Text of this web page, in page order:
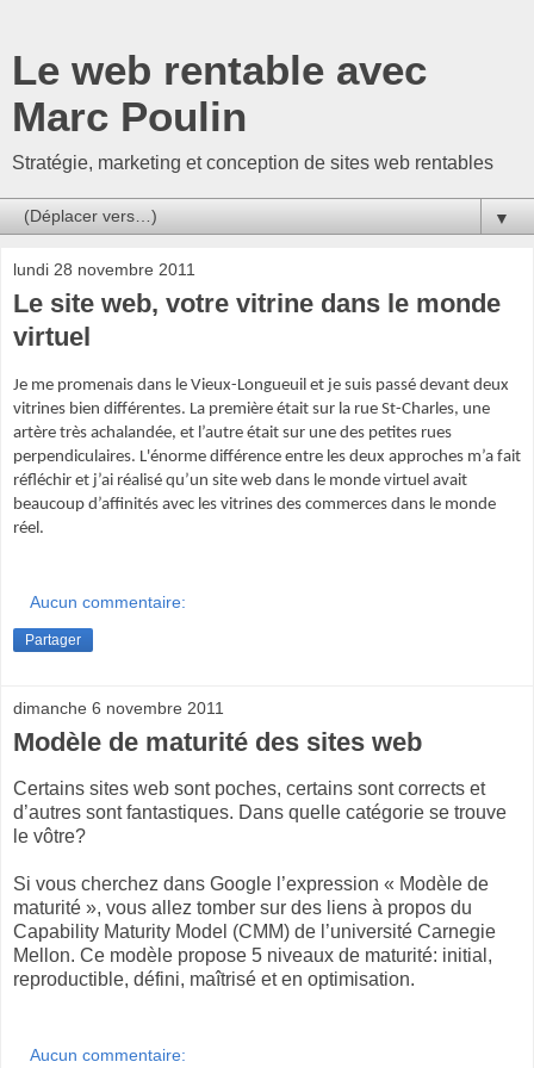
Le web rentable avec
Marc Poulin
Stratégie, marketing et conception de sites web rentables
▼
lundi 28 novembre 2011
Le site web, votre vitrine dans le monde
virtuel
Je me promenais dans le Vieux-Longueuil et je suis passé devant deux
vitrines bien différentes. La première était sur la rue St-Charles, une
artère très achalandée, et l’autre était sur une des petites rues
perpendiculaires. L'énorme différence entre les deux approches m’a fait
réfléchir et j’ai réalisé qu’un site web dans le monde virtuel avait
beaucoup d’affinités avec les vitrines des commerces dans le monde
réel.
Aucun commentaire:
Partager
dimanche 6 novembre 2011
Modèle de maturité des sites web
Certains sites web sont poches, certains sont corrects et
d’autres sont fantastiques. Dans quelle catégorie se trouve
le vôtre?
Si vous cherchez dans Google l’expression « Modèle de
maturité », vous allez tomber sur des liens à propos du
Capability Maturity Model (CMM) de l’université Carnegie
Mellon. Ce modèle propose 5 niveaux de maturité: initial,
reproductible, défini, maîtrisé et en optimisation.
Aucun commentaire: